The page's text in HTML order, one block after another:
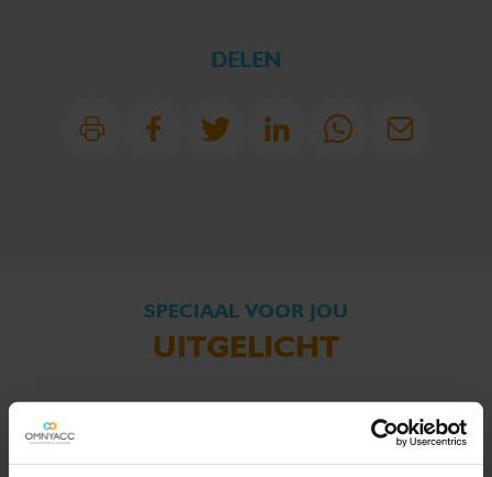
DELEN
SPECIAAL VOOR JOU
UITGELICHT